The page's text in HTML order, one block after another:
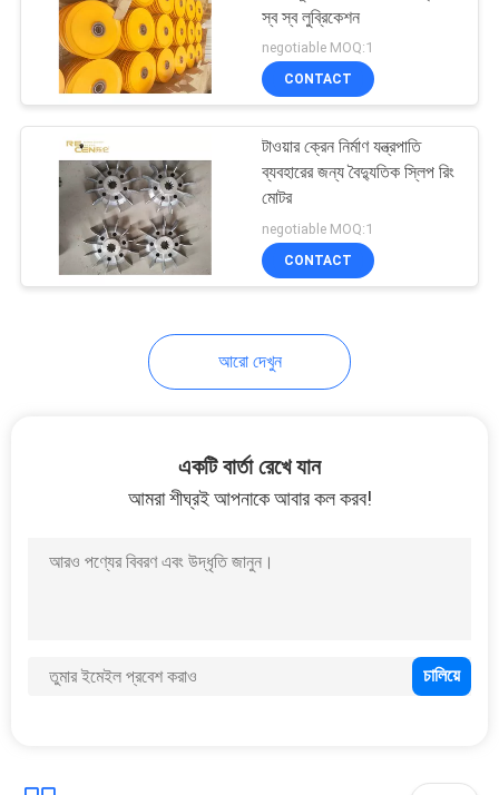
স্ব স্ব লুব্রিকেশন
negotiable MOQ:1
CONTACT
টাওয়ার ক্রেন নির্মাণ যন্ত্রপাতি
ব্যবহারের জন্য বৈদ্যুতিক স্লিপ রিং
মোটর
negotiable MOQ:1
CONTACT
আরো দেখুন
একটি বার্তা রেখে যান
আমরা শীঘ্রই আপনাকে আবার কল করব!